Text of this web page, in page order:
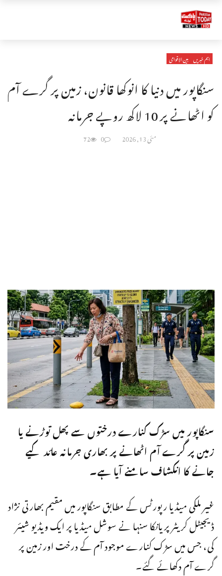
اہم خبریں بین الاقوامی
سنگاپور میں دنیا کا انوکھا قانون، زمین پر گرے آم
کو اٹھانے پر 10 لاکھ روپے جرمانہ
مئی 13, 2026 0
72
سنگاپورمیں سڑک کنارے درختوں سے پھل توڑنے یا
زمین پر گرے آم اٹھانے پر بھاری جرمانہ عائد کیے
جانے کا انکشاف سامنے آیا ہے۔
غیر ملکی میڈیا رپورٹس کے مطابق سنگاپور میں مقیم بھارتی نژاد
ڈیجیٹل کریٹرپریانکا سنہانے سوشل میڈیا پر ایک ویڈیو شیئر
کی، جس میں سڑک کنارے موجود آم کے درخت اور زمین پر
گرے آم دکھائے گئے۔